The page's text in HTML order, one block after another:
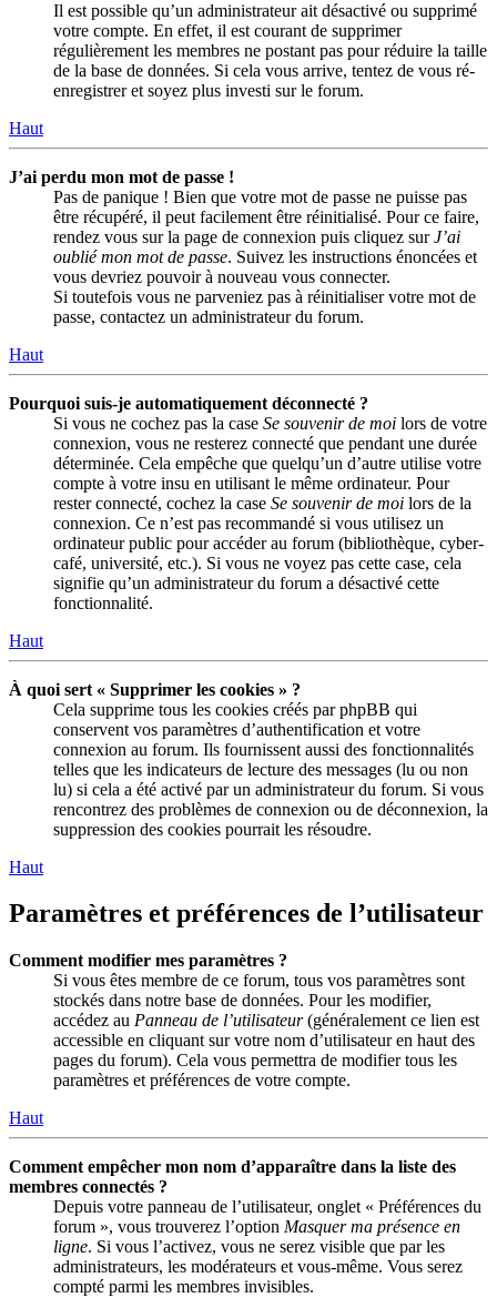
Il est possible qu’un administrateur ait désactivé ou supprimé
votre compte. En effet, il est courant de supprimer
régulièrement les membres ne postant pas pour réduire la taille
de la base de données. Si cela vous arrive, tentez de vous ré-
enregistrer et soyez plus investi sur le forum.
Haut
J’ai perdu mon mot de passe !
Pas de panique ! Bien que votre mot de passe ne puisse pas
être récupéré, il peut facilement être réinitialisé. Pour ce faire,
rendez vous sur la page de connexion puis cliquez surJ’ai
oublié mon mot de passe. Suivez les instructions énoncées et
vous devriez pouvoir à nouveau vous connecter.
Si toutefois vous ne parveniez pas à réinitialiser votre mot de
passe, contactez un administrateur du forum.
Haut
Pourquoi suis-je automatiquement déconnecté ?
Si vous ne cochez pas la case Se souvenir de moi lors de votre
connexion, vous ne resterez connecté que pendant une durée
déterminée. Cela empêche que quelqu’un d’autre utilise votre
compte à votre insu en utilisant le même ordinateur. Pour
rester connecté, cochez la case Se souvenir de moi lors de la
connexion. Ce n’est pas recommandé si vous utilisez un
ordinateur public pour accéder au forum (bibliothèque, cyber-
café, université, etc.). Si vous ne voyez pas cette case, cela
signifie qu’un administrateur du forum a désactivé cette
fonctionnalité.
Haut
À quoi sert « Supprimer les cookies » ?
Cela supprime tous les cookies créés par phpBB qui
conservent vos paramètres d’authentification et votre
connexion au forum. Ils fournissent aussi des fonctionnalités
telles que les indicateurs de lecture des messages (lu ou non
lu) si cela a été activé par un administrateur du forum. Si vous
rencontrez des problèmes de connexion ou de déconnexion, la
suppression des cookies pourrait les résoudre.
Haut
Paramètres et préférences de l’utilisateur
Comment modifier mes paramètres ?
Si vous êtes membre de ce forum, tous vos paramètres sont
stockés dans notre base de données. Pour les modifier,
accédez au Panneau de l’utilisateur(généralement ce lien est
accessible en cliquant sur votre nom d’utilisateur en haut des
pages du forum). Cela vous permettra de modifier tous les
paramètres et préférences de votre compte.
Haut
Comment empêcher mon nom d’apparaître dans la liste des
membres connectés ?
Depuis votre panneau de l’utilisateur, onglet « Préférences du
forum », vous trouverez l’option Masquer ma présence en
ligne. Si vous l’activez, vous ne serez visible que par les
administrateurs, les modérateurs et vous-même. Vous serez
compté parmi les membres invisibles.